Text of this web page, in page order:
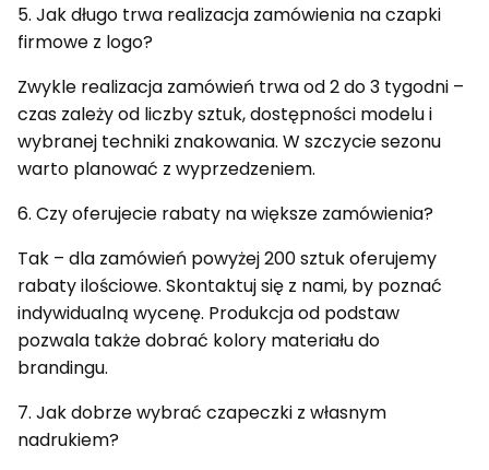
5. Jak długo trwa realizacja zamówienia na czapki
firmowe z logo?
Zwykle realizacja zamówień trwa od 2 do 3 tygodni –
czas zależy od liczby sztuk, dostępności modelu i
wybranej techniki znakowania. W szczycie sezonu
warto planować z wyprzedzeniem.
6. Czy oferujecie rabaty na większe zamówienia?
Tak – dla zamówień powyżej 200 sztuk oferujemy
rabaty ilościowe. Skontaktuj się z nami, by poznać
indywidualną wycenę. Produkcja od podstaw
pozwala także dobrać kolory materiału do
brandingu.
7. Jak dobrze wybrać czapeczki z własnym
nadrukiem?